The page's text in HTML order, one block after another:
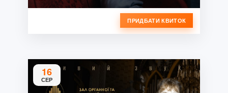
ПРИДБАТИ КВИТОК
16
СЕР